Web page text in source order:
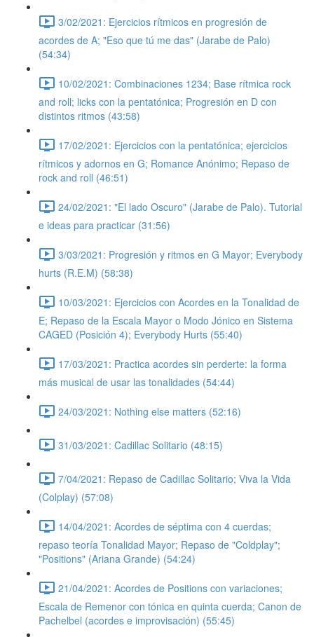
3/02/2021: Ejercicios rítmicos en progresión de
acordes de A; "Eso que tú me das" (Jarabe de Palo)
(54:34)
10/02/2021: Combinaciones 1234; Base rítmica rock
and roll; licks con la pentatónica; Progresión en D con
distintos ritmos (43:58)
17/02/2021: Ejercicios con la pentatónica; ejercicios
rítmicos y adornos en G; Romance Anónimo; Repaso de
rock and roll (46:51)
24/02/2021: "El lado Oscuro" (Jarabe de Palo). Tutorial
e ideas para practicar (31:56)
3/03/2021: Progresión y ritmos en G Mayor; Everybody
hurts (R.E.M) (58:38)
10/03/2021: Ejercicios con Acordes en la Tonalidad de
E; Repaso de la Escala Mayor o Modo Jónico en Sistema
CAGED (Posición 4); Everybody Hurts (55:40)
17/03/2021: Practica acordes sin perderte: la forma
más musical de usar las tonalidades (54:44)
24/03/2021: Nothing else matters (52:16)
31/03/2021: Cadillac Solitario (48:15)
7/04/2021: Repaso de Cadillac Solitario; Viva la Vida
(Colplay) (57:08)
14/04/2021: Acordes de séptima con 4 cuerdas;
repaso teoría Tonalidad Mayor; Repaso de "Coldplay";
"Positions" (Ariana Grande) (54:24)
21/04/2021: Acordes de Positions con variaciones;
Escala de Remenor con tónica en quinta cuerda; Canon de
Pachelbel (acordes e improvisación) (55:45)